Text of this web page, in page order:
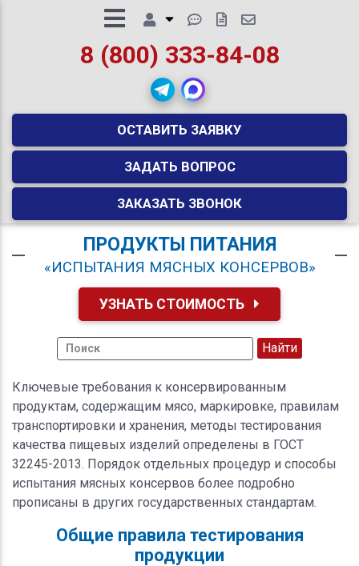
8 (800) 333-84-08
ОСТАВИТЬ ЗАЯВКУ
ЗАДАТЬ ВОПРОС
ЗАКАЗАТЬ ЗВОНОК
ПРОДУКТЫ ПИТАНИЯ
«ИСПЫТАНИЯ МЯСНЫХ КОНСЕРВОВ»
УЗНАТЬ СТОИМОСТЬ
Ключевые требования к консервированным
продуктам, содержащим мясо, маркировке, правилам
транспортировки и хранения, методы тестирования
качества пищевых изделий определены в ГОСТ
32245-2013. Порядок отдельных процедур и способы
испытания мясных консервов более подробно
прописаны в других государственных стандартам.
Общие правила тестирования
продукции